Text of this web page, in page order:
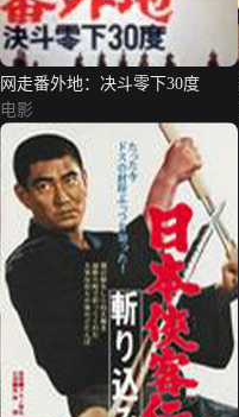
网走番外地：决斗零下30度
电影